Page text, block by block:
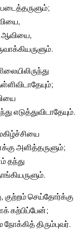
ஆவியை,
எடுத்துவிடாதேயும்.
அளித்தருளும்;
தந்து
குற்றம் செய்தோர்க்கு
கற்பிப்பேன்;
திரும்புவர்.